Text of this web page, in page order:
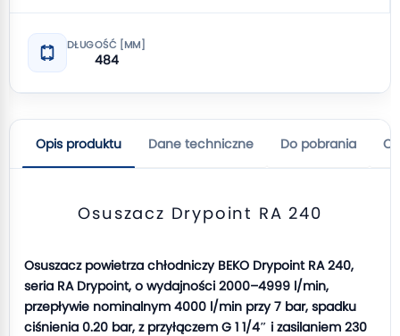
DŁUGOŚĆ [MM]
484
Opis produktu Dane techniczne Do pobrania
Osuszacz Drypoint RA 240
Osuszacz powietrza chłodniczy BEKO Drypoint RA 240,
seria RA Drypoint, o wydajności 2000–4999 l/min,
przepływie nominalnym 4000 l/min przy 7 bar, spadku
ciśnienia 0.20 bar, z przyłączem G 1 1/4″ i zasilaniem 230